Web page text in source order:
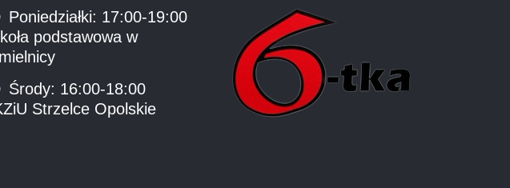
Poniedziałki: 17:00-19:00
podstawowa w
Środy: 16:00-18:00
Strzelce Opolskie